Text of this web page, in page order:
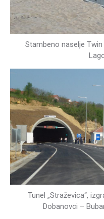
Stambeno naselje
Tunel „Straževica“,
Dobanovci –